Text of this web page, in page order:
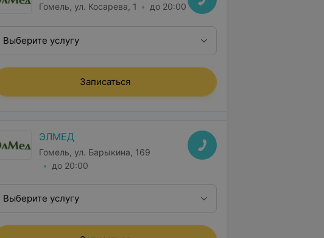
Гомель, ул. Косарева, 1 до 20:00
Выберите услугу
Записаться
ЭЛМЕД
Гомель, ул. Барыкина, 169
до 20:00
Выберите услугу